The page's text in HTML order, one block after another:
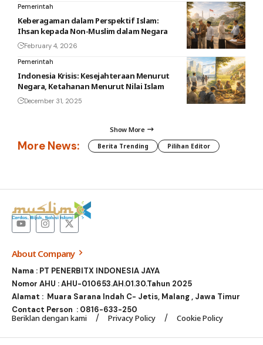
Pemerintah
Keberagaman dalam Perspektif Islam:
Ihsan kepada Non-Muslim dalam Negara
February 4, 2026
Pemerintah
Indonesia Krisis: Kesejahteraan Menurut
Negara, Ketahanan Menurut Nilai Islam
December 31, 2025
Show More
More News: Berita Trending Pilihan Editor
About Company
Nama : PT PENERBITX INDONESIA JAYA
Nomor AHU : AHU-010653.AH.01.30.Tahun 2025
Alamat : Muara Sarana Indah C- Jetis, Malang , Jawa Timur
Contact Person : 0816-633-250
Beriklan dengan kami Privacy Policy Cookie Policy